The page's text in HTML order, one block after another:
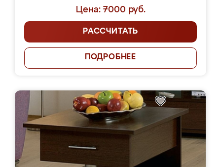
Цена: 7000 руб.
РАССЧИТАТЬ
ПОДРОБНЕЕ